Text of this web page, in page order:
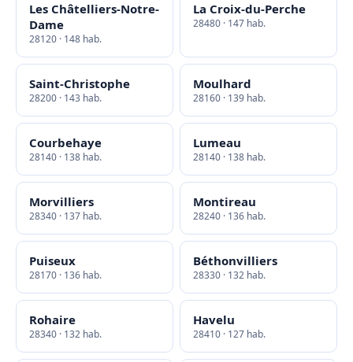
Les Châtelliers-Notre-
Dame
28120 · 148 hab.
La Croix-du-Perche
28480 · 147 hab.
Saint-Christophe
28200 · 143 hab.
Moulhard
28160 · 139 hab.
Courbehaye
28140 · 138 hab.
Lumeau
28140 · 138 hab.
Morvilliers
28340 · 137 hab.
Montireau
28240 · 136 hab.
Puiseux
28170 · 136 hab.
Béthonvilliers
28330 · 132 hab.
Rohaire
28340 · 132 hab.
Havelu
28410 · 127 hab.